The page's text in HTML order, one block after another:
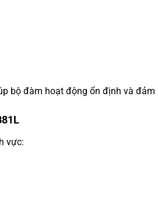
bộ đàm hoạt động ổn định và
vực: